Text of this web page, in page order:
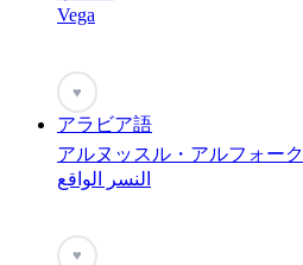
Vega
♥
アラビア語
アルヌッスル・アルフォーク
النسر الواقع
♥